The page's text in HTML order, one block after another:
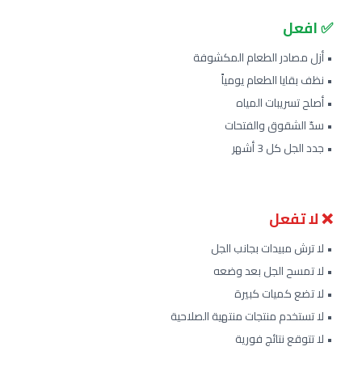
✅ افعل
• أزل مصادر الطعام المكشوفة
• نظف بقايا الطعام يومياً
• أصلح تسريبات المياه
• سدّ الشقوق والفتحات
• جدد الجل كل 3 أشهر
❌ لا تفعل
• لا ترش مبيدات بجانب الجل
• لا تمسح الجل بعد وضعه
• لا تضع كميات كبيرة
• لا تستخدم منتجات منتهية الصلاحية
• لا تتوقع نتائج فورية